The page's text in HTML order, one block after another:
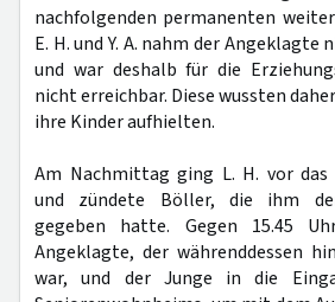
nachfolgenden permanenten
E. H. und Y. A. nahm der Angeklagte
und war deshalb für die
nicht erreichbar. Diese wussten
ihre Kinder aufhielten.
Am Nachmittag ging L. H. vor das
und zündete Böller, die ihm
gegeben hatte. Gegen 15.45
Angeklagte, der währenddessen
war, und der Junge in die